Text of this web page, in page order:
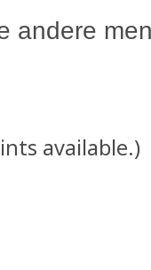
andere
available.)